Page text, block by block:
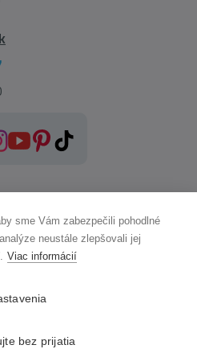
sme Vám zabezpečili pohodlné
neustále zlepšovali jej
Viac informácií
bez prijatia